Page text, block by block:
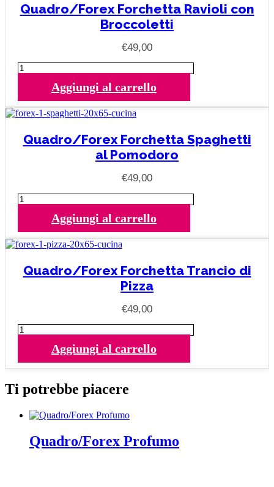
Quadro/Forex Forchetta Ravioli con
Broccoletti
€49,00
Quadro/Forex
con
Broccoletti
Aggiungi al carrello
Quadro/Forex Forchetta Spaghetti
al Pomodoro
€49,00
Quadro/Forex
Spaghetti
al
Pomodoro
Aggiungi al carrello
Quadro/Forex Forchetta Trancio di
Pizza
€49,00
Quadro/Forex
di
quantità
Aggiungi al carrello
Ti potrebbe piacere
Quadro/Forex Profumo